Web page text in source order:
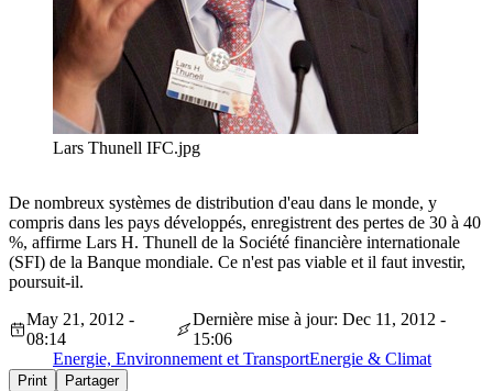
Lars Thunell IFC.jpg
De nombreux systèmes de distribution d'eau dans le monde, y
compris dans les pays développés, enregistrent des pertes de 30 à 40
%, affirme Lars H. Thunell de la Société financière internationale
(SFI) de la Banque mondiale. Ce n'est pas viable et il faut investir,
poursuit-il.
May 21, 2012 -
08:14
Dernière mise à jour: Dec 11, 2012 -
15:06
Energie, Environnement et TransportEnergie & Climat
Print Partager